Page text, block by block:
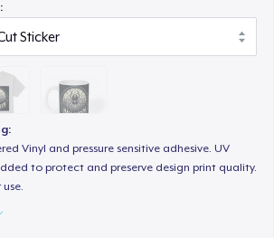
Vinyl and pressure sensitive adhesive. UV
to protect and preserve design print quality.